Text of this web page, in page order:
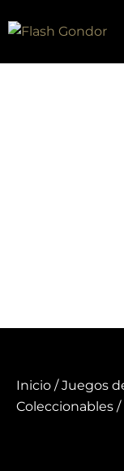
Inicio /Juegos
Coleccionables /